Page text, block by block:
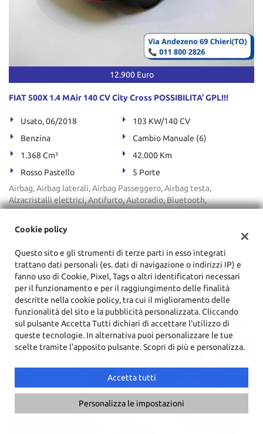
12.900 Euro
FIAT 500X 1.4 MAir 140 CV City Cross POSSIBILITA' GPL!!!
Usato, 06/2018
103 KW/140 CV
Benzina
Cambio Manuale (6)
1.368 Cm³
42.000 Km
Rosso Pastello
5 Porte
Airbag, Airbag laterali, Airbag Passeggero, Airbag testa,
Alzacristalli elettrici, Antifurto, Autoradio, Bluetooth,
Boardcomputer, Cerchi in lega, Chiusura centralizzata,
trazione, Cronologia tagliandi, Cruise Control, ESP, Fendinebbia,
di parcheggio posteriori, Servosterzo, Specchietti laterali elettrici,
Telecamera per parcheggio assistito, USB, Volante in pelle,
Volante multifunzione
Cookie policy
Questo sito e gli strumenti di terze parti in esso integrati
trattano dati personali (es. dati di navigazione o indirizzi IP) e
fanno uso di Cookie, Pixel, Tags o altri identificatori necessari
per il funzionamento e per il raggiungimento delle finalità
descritte nella cookie policy, tra cui il miglioramento delle
funzionalità del sito e la pubblicità personalizzata. Cliccando
sul pulsante Accetta Tutti dichiari di accettare l'utilizzo di
queste tecnologie. In alternativa puoi personalizzare le tue
scelte tramite l'apposito pulsante. Scopri di più e personalizza.
Accetta tutti
Personalizza le impostazioni